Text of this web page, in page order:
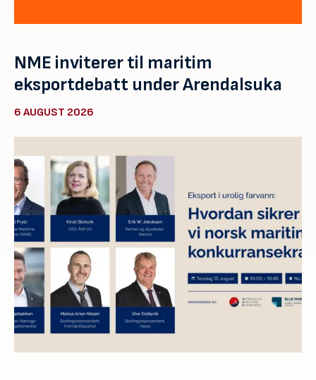
NME inviterer til maritim
eksportdebatt under Arendalsuka
6 AUGUST 2026